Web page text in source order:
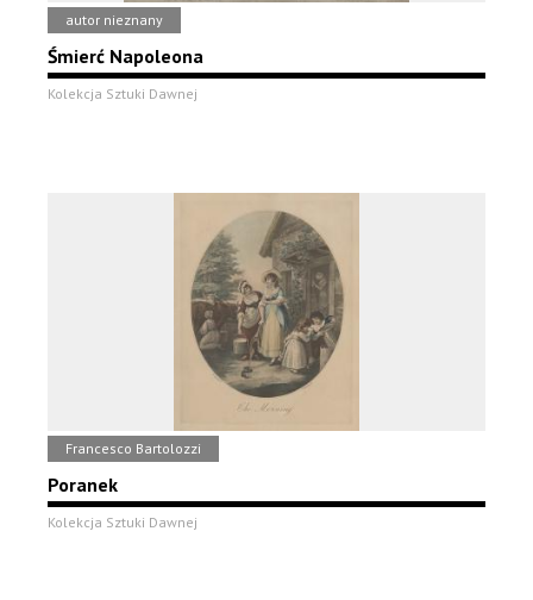
autor nieznany
Śmierć Napoleona
Kolekcja Sztuki Dawnej
Francesco Bartolozzi
Poranek
Kolekcja Sztuki Dawnej